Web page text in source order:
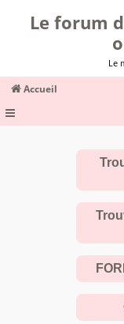
Le forum
Le
Accueil